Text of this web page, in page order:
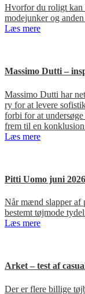
Hvorfor du roligt kan
modejunker og
Læs mere
Massimo Dutti –
Massimo Dutti har
ry for at levere
forbi for at
frem til en
Læs mere
Pitti Uomo juni
Når mænd slapper af
bestemt tøjmode
Læs mere
Arket – test af
Der er flere billige